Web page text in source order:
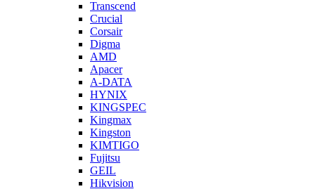
Transcend
Crucial
Corsair
Digma
AMD
Apacer
A-DATA
HYNIX
KINGSPEC
Kingmax
Kingston
KIMTIGO
Fujitsu
GEIL
Hikvision